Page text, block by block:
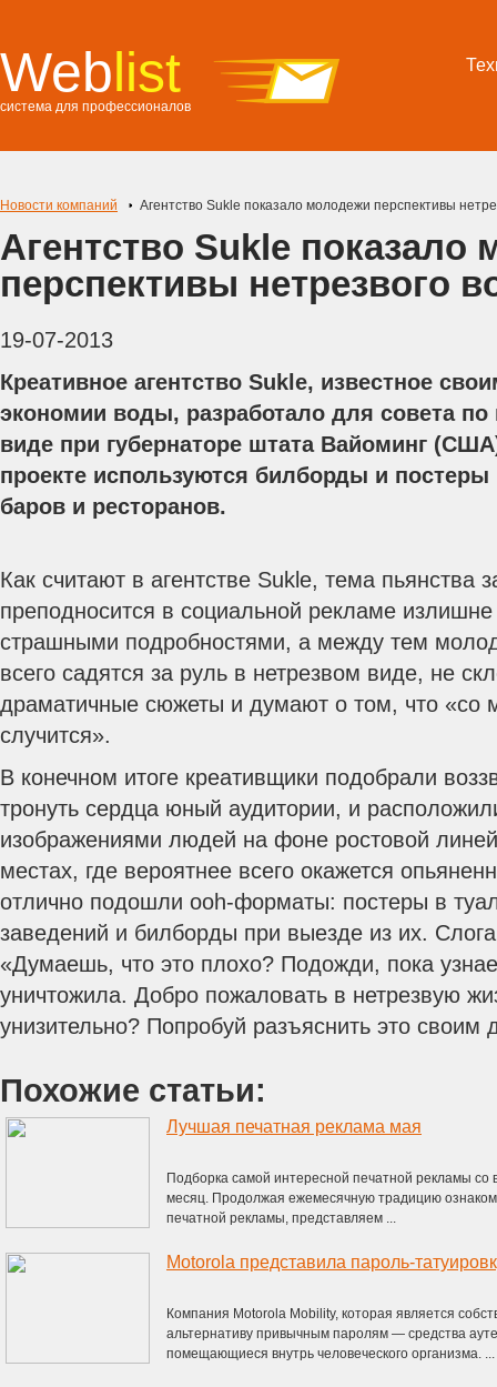
Weblist
система для профессионалов
Новости компаний Агентство Sukle показало молодежи перспективы
Агентство Sukle показало
перспективы нетрезвого
19-07-2013
Креативное агентство Sukle, известное
экономии воды, разработало для совета
виде при губернаторе штата Вайоминг
проекте используются билборды и
баров и ресторанов.
Как считают в агентстве Sukle, тема пьянства
преподносится в социальной рекламе
страшными подробностями, а между тем
всего садятся за руль в нетрезвом виде, не
драматичные сюжеты и думают о том, что «со
случится».
В конечном итоге креативщики подобрали
тронуть сердца юный аудитории, и
изображениями людей на фоне ростовой
местах, где вероятнее всего окажется
отлично подошли ooh-форматы: постеры в
заведений и билборды при выезде из их.
«Думаешь, что это плохо? Подожди, пока
уничтожила. Добро пожаловать в нетрезвую
унизительно? Попробуй разъяснить это своим
Похожие статьи:
Лучшая печатная реклама мая
Подборка самой интересной печатной рекламы
месяц. Продолжая ежемесячную традицию
печатной рекламы, представляем ...
Motorola представила пароль-
Компания Motorola Mobility, которая является
альтернативу привычным паролям — средства
помещающиеся внутрь человеческого организма. ...